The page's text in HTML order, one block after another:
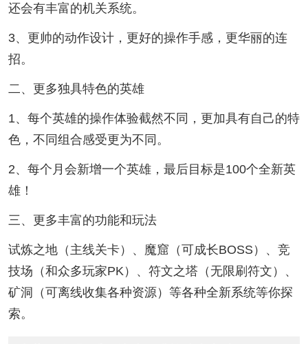
还会有丰富的机关系统。
3、更帅的动作设计，更好的操作手感，更华丽的连
招。
二、更多独具特色的英雄
1、每个英雄的操作体验截然不同，更加具有自己的特
色，不同组合感受更为不同。
2、每个月会新增一个英雄，最后目标是100个全新英
雄！
三、更多丰富的功能和玩法
试炼之地（主线关卡）、魔窟（可成长BOSS）、竞
技场（和众多玩家PK）、符文之塔（无限刷符文）、
矿洞（可离线收集各种资源）等各种全新系统等你探
索。